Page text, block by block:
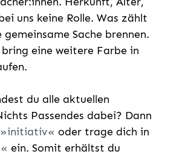
uns keine Rolle. Was zählt
Sache brennen.
eine weitere Farbe in
du alle aktuellen
Passendes dabei? Dann
initiativ
oder trage dich in
ein. Somit erhältst du